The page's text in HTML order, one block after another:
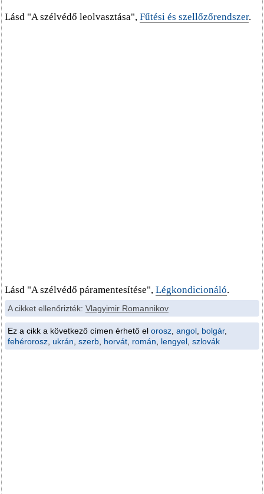
Lásd "A szélvédő leolvasztása", Fűtési és szellőzőrendszer.
Lásd "A szélvédő páramentesítése", Légkondicionáló.
A cikket ellenőrizték: Vlagyimir Romannikov
Ez a cikk a következő címen érhető el orosz angol bolgár,
fehérorosz ukrán szerb horvát román lengyel szlovák